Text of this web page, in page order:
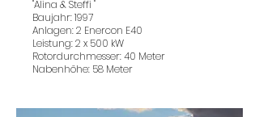
"Alina & Steffi "
Baujahr: 1997
Anlagen: 2 Enercon E40
Leistung: 2 x 500 kW
Rotordurchmesser: 40 Meter
Nabenhöhe: 58 Meter